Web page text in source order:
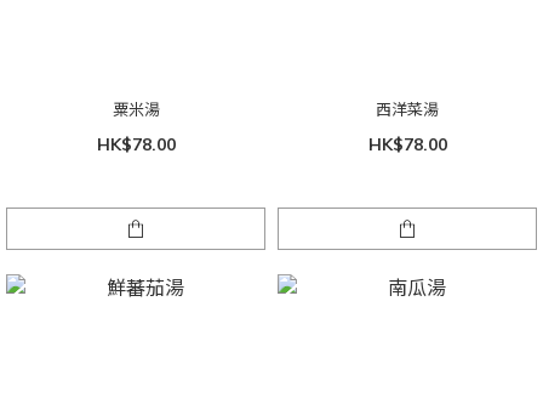
粟米湯
HK$78.00
西洋菜湯
HK$78.00